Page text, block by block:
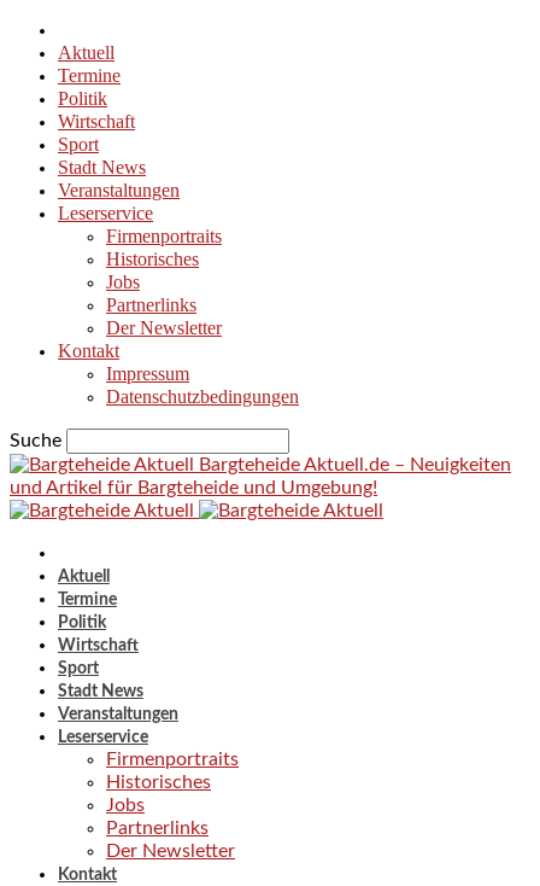
Aktuell
Termine
Politik
Wirtschaft
Sport
Stadt News
Veranstaltungen
Leserservice
Firmenportraits
Historisches
Jobs
Partnerlinks
Der Newsletter
Kontakt
Impressum
Datenschutzbedingungen
Suche
Bargteheide Aktuell.de – Neuigkeiten
und Artikel für Bargteheide und Umgebung!
Aktuell
Termine
Politik
Wirtschaft
Sport
Stadt News
Veranstaltungen
Leserservice
Firmenportraits
Historisches
Jobs
Partnerlinks
Der Newsletter
Kontakt